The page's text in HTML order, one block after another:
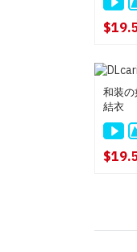
和装の
結衣